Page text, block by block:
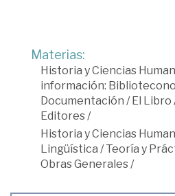
Materias:
Historia y Ciencias
información:
Documentación /El Libro
Editores /
Historia y Ciencias
Lingüística /Teoría y
Obras Generales /